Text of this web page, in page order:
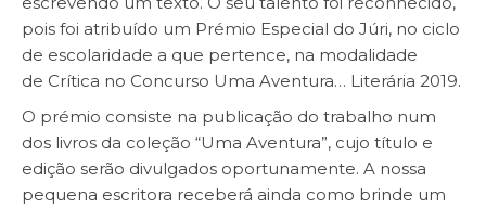
pois foi atribuído um Prémio Especial do Júri, no ciclo
de escolaridade a que pertence, na modalidade
de Crítica no Concurso Uma Aventura… Literária 2019.
O prémio consiste na publicação do trabalho num
dos livros da coleção “Uma Aventura”, cujo título e
edição serão divulgados oportunamente. A nossa
pequena escritora receberá ainda como brinde um